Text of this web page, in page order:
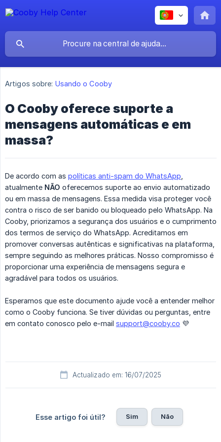
Artigos sobre: Usando o Cooby
O Cooby oferece suporte a
mensagens automáticas e em
massa?
De acordo com as políticas anti-spam do WhatsApp
atualmente NÃO oferecemos suporte ao envio automatizado
ou em massa de mensagens. Essa medida visa proteger você
contra o risco de ser banido ou bloqueado pelo WhatsApp. Na
Cooby, priorizamos a segurança dos usuários e o cumprimento
dos termos de serviço do WhatsApp. Acreditamos em
promover conversas autênticas e significativas na plataforma,
sempre seguindo as melhores práticas. Nosso compromisso é
proporcionar uma experiência de mensagens segura e
agradável para todos os usuários.
Esperamos que este documento ajude você a entender melhor
como o Cooby funciona. Se tiver dúvidas ou perguntas, entre
em contato conosco pelo e-mail support@cooby.co 💜
Actualizado em: 16/07/2025
Esse artigo foi útil? Sim Não